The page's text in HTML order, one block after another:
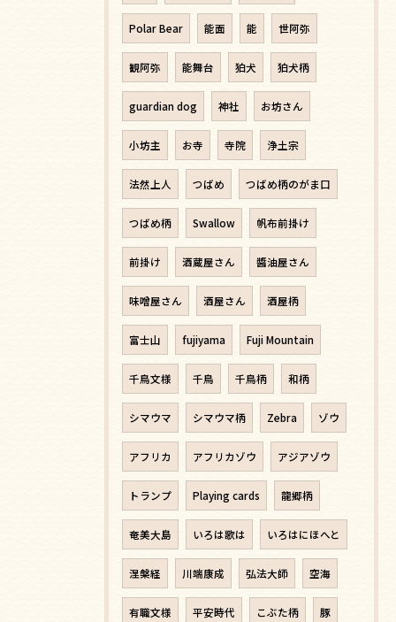
Polar Bear 能面 能 世阿弥
観阿弥 能舞台 狛犬 狛犬柄
guardian dog 神社 お坊さん
小坊主 お寺 寺院 浄土宗
法然上人 つばめ つばめ柄のがま口
つばめ柄 Swallow 帆布前掛け
前掛け 酒蔵屋さん 醬油屋さん
味噌屋さん 酒屋さん 酒屋柄
富士山 fujiyama Fuji Mountain
千鳥文様 千鳥 千鳥柄 和柄
シマウマ シマウマ柄 Zebra ゾウ
アフリカ アフリカゾウ アジアゾウ
トランプ Playing cards 龍郷柄
奄美大島 いろは歌は いろはにほへと
涅槃経 川端康成 弘法大師 空海
有職文様 平安時代 こぶた柄 豚